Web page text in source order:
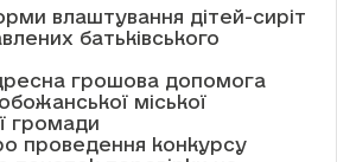
влаштування дітей-сиріт
батьківського
грошова допомога
міської
громади
проведення конкурсу